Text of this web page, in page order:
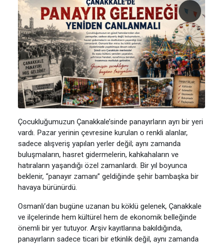
Çocukluğumuzun Çanakkale’sinde panayırların ayrı bir yeri
vardı. Pazar yerinin çevresine kurulan o renkli alanlar,
sadece alışveriş yapılan yerler değil; aynı zamanda
buluşmaların, hasret gidermelerin, kahkahaların ve
hatıraların yaşandığı özel zamanlardı. Bir yıl boyunca
beklenir, “panayır zamanı” geldiğinde şehir bambaşka bir
havaya bürünürdü.
Osmanlı’dan bugüne uzanan bu köklü gelenek, Çanakkale
ve ilçelerinde hem kültürel hem de ekonomik belleğinde
önemli bir yer tutuyor. Arşiv kayıtlarına bakıldığında,
panayırların sadece ticari bir etkinlik değil, aynı zamanda